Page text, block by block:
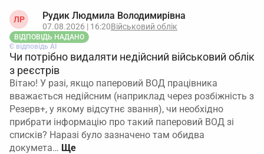
ЛР Рудик Людмила Володимирівна
07.08.2026 | 16:20Військовий облік
ВІДПОВІДЬ НАДАНО
Є відповідь АІ
Чи потрібно видаляти недійсний військовий облік
з реєстрів
Вітаю! У разі, якщо паперовий ВОД працівника
вважається недійсним (наприклад через розбіжність з
Резерв+, у якому відсутнє звання), чи необхідно
прибрати інформацію про такий паперовий ВОД зі
списків? Наразі було зазначено там обидва
докумета…